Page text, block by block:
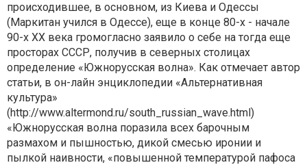
происходившее, в основном, из Киева и Одессы
(Маркитан учился в Одессе), еще в конце 80-х - начале
90-х ХХ века громогласно заявило о себе на тогда еще
просторах СССР, получив в северных столицах
определение «Южнорусская волна». Как отмечает автор
статьи, в он-лайн энциклопедии «Альтернативная
культура»
(http://www.altermond.ru/south_russian_wave.html)
«Южнорусская волна поразила всех барочным
размахом и пышностью, дикой смесью иронии и
пылкой наивности, «повышенной температурой пафоса